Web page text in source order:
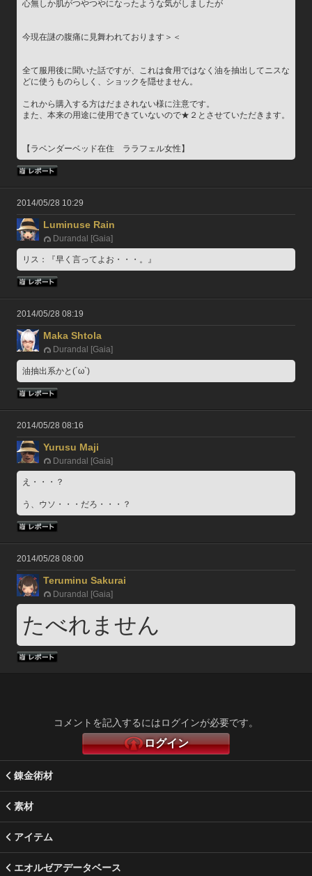
心無しか肌がつやつやになったような気がしましたが
今現在謎の腹痛に見舞われております＞＜
全て服用後に聞いた話ですが、これは食用ではなく油を抽出してニスな
どに使うものらしく、ショックを隠せません。
これから購入する方はだまされない様に注意です。
また、本来の用途に使用できていないので★２とさせていただきます。
【ラベンダーベッド在住　ララフェル女性】
2014/05/28 10:29
Luminuse Rain
Durandal [Gaia]
リス：『早く言ってよお・・・。』
2014/05/28 08:19
Maka Shtola
Durandal [Gaia]
油抽出系かと(´ω`)
2014/05/28 08:16
Yurusu Maji
Durandal [Gaia]
え・・・？
う、ウソ・・・だろ・・・？
2014/05/28 08:00
Teruminu Sakurai
Durandal [Gaia]
たべれません
コメントを記入するにはログインが必要です。
ログイン
錬金術材
素材
アイテム
エオルゼアデータベース